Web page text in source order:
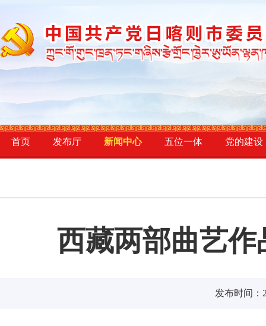
首页 发布厅 新闻中心 五位一体 党的建设
西藏两部曲艺
发布时间：